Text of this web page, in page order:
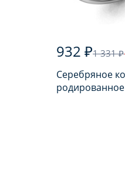
932 ₽1 331 ₽
Серебряное